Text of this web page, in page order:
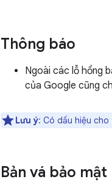
Thông báo
Ngoài các lỗ hổng
của Google cũng
Lưu ý: Có dấu hiệu
Bản vá bảo mật